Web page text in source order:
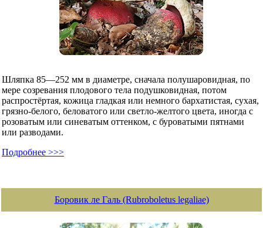
Шляпка 85—252 мм в диаметре, сначала полушаровидная, по
мере созревания плодового тела подушковидная, потом
распростёртая, кожица гладкая или немного бархатистая, сухая,
грязно-белого, беловатого или светло-желтого цвета, иногда с
розоватым или синеватым оттенком, с буроватыми пятнами
или разводами.
Подробнее >>>
Боровик ле Галь (Rubroboletus legaliae)